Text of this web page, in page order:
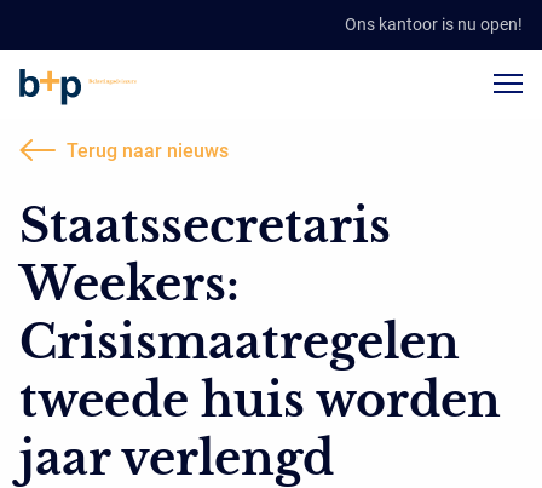
Ons kantoor is nu open!
Terug naar nieuws
Staatssecretaris
Weekers:
Crisismaatregelen
tweede huis worden
jaar verlengd